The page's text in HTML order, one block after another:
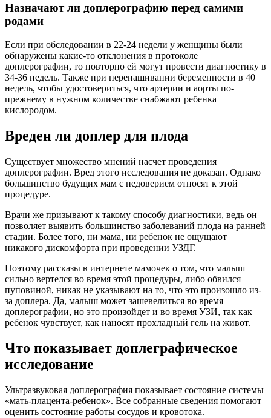
Назначают ли доплерографию перед самими
родами
Если при обследовании в 22-24 недели у женщины были
обнаружены какие-то отклонения в протоколе
доплерографии, то повторно ей могут провести диагностику в
34-36 недель. Также при перенашивании беременности в 40
недель, чтобы удостовериться, что артерии и аорты по-
прежнему в нужном количестве снабжают ребенка
кислородом.
Вреден ли доплер для плода
Существует множество мнений насчет проведения
доплерографии. Вред этого исследования не доказан. Однако
большинство будущих мам с недоверием относят к этой
процедуре.
Врачи же призывают к такому способу диагностики, ведь он
позволяет выявить большинство заболеваний плода на ранней
стадии. Более того, ни мама, ни ребенок не ощущают
никакого дискомфорта при проведении УЗДГ.
Поэтому рассказы в интернете мамочек о том, что малыш
сильно вертелся во время этой процедуры, либо обвился
пуповиной, никак не указывают на то, что это произошло из-
за доплера. Да, малыш может зашевелиться во время
доплерографии, но это произойдет и во время УЗИ, так как
ребенок чувствует, как наносят прохладный гель на живот.
Что показывает доплеграфическое
исследование
Ультразвуковая доплерография показывает состояние системы
«мать-плацента-ребенок». Все собранные сведения помогают
оценить состояние работы сосудов и кровотока.